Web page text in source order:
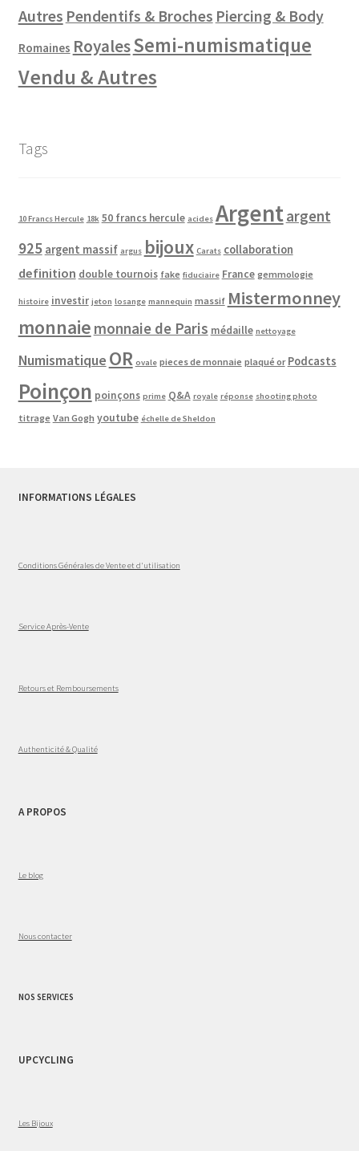
Autres Pendentifs & Broches Piercing & Body
Romaines RoyalesSemi-numismatique
Vendu & Autres
Tags
10 Francs Hercule 18k 50 francs hercule acides Argentargent
925 argent massif argus bijoux Carats collaboration
definition double tournois fake fiduciaire France gemmologie
histoire investir jeton losange mannequin massif Mistermonney
monnaie monnaie de Paris médaille nettoyage
Numismatique OR ovale pieces de monnaie plaqué or Podcasts
Poinçon poinçons prime Q&A royale réponse shooting photo
titrage Van Gogh youtube échelle de Sheldon
INFORMATIONS LÉGALES
Conditions Générales de Vente et d'utilisation
Service Après-Vente
Retours et Remboursements
Authenticité & Qualité
A PROPOS
Le blog
Nous contacter
NOS SERVICES
UPCYCLING
Les Bijoux